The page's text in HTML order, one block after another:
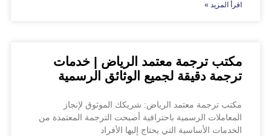
اقرأ المزيد »
مكتب ترجمة معتمد الرياض | خدمات
ترجمة دقيقة لجميع الوثائق الرسمية
مكتب ترجمة معتمد الرياض: شريكك الموثوق لإنجاز
المعاملات الرسمية باحترافية أصبحت الترجمة المعتمدة من
الخدمات الأساسية التي يحتاج إليها الأفراد